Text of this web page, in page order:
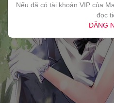
Nếu đã có tài khoản VIP của
đọc
ĐĂNG